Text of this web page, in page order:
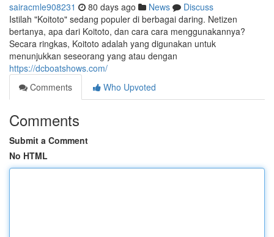
sairacmle908231 80 days ago News
Discuss
Istilah "Koitoto" sedang populer di berbagai daring. Netizen
bertanya, apa dari Koitoto, dan cara cara menggunakannya?
Secara ringkas, Koitoto adalah yang digunakan untuk
menunjukkan seseorang yang atau dengan
https://dcboatshows.com/
Comments
Who Upvoted
Comments
Submit a Comment
No HTML